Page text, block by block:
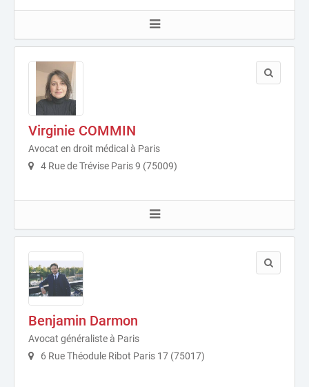
Virginie COMMIN
Avocat en droit médical à Paris
4 Rue de Trévise Paris 9 (75009)
Benjamin Darmon
Avocat généraliste à Paris
6 Rue Théodule Ribot Paris 17 (75017)